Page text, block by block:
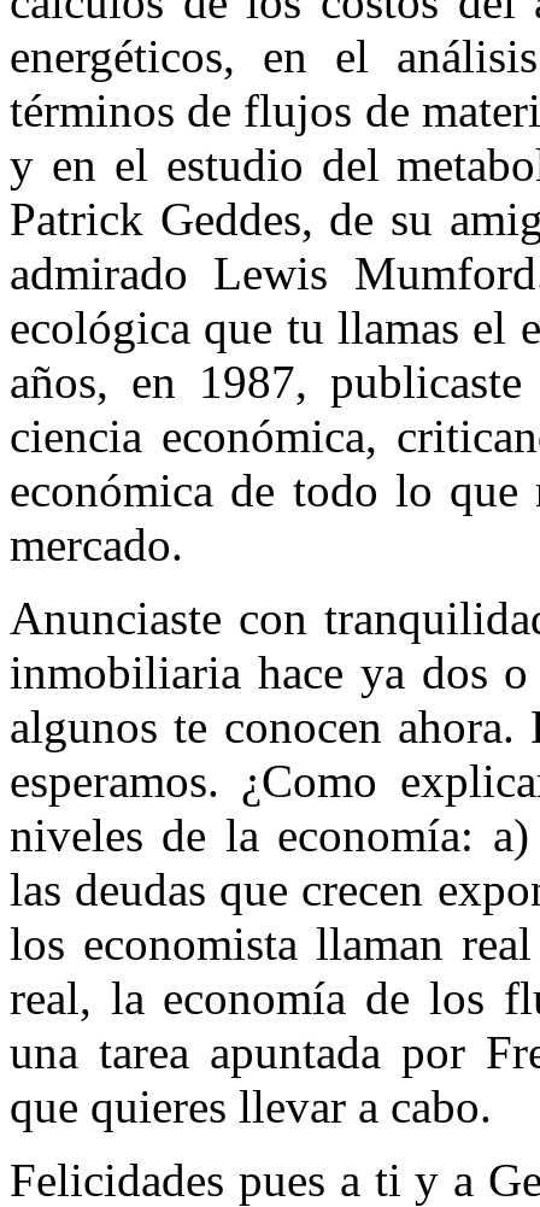
energéticos, en el
términos de flujos de
y en el estudio del
Patrick Geddes, de su
admirado Lewis
ecológica que tu llamas el
años, en 1987,
ciencia económica,
económica de todo lo
mercado.
Anunciaste con
inmobiliaria hace ya dos
algunos te conocen
esperamos. ¿Como
niveles de la economía:
las deudas que crecen
los economista llaman
real, la economía de los
una tarea apuntada por
que quieres llevar a cabo.
Felicidades pues a ti y a